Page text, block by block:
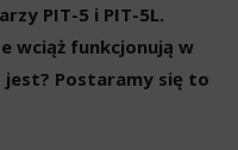
PIT-5 i PIT-5L.
wciąż funkcjonują w
jest? Postaramy się to